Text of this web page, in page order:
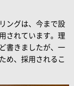
ングは、今まで設
されています。理
書きましたが、一
め、採用されるこ